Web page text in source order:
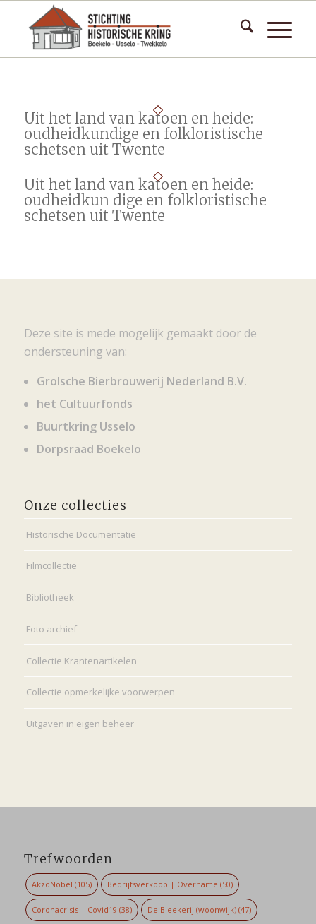
Uit het land van katoen en heide:
oudheidkundige en folkloristische
schetsen uit Twente
Uit het land van katoen en heide:
oudheidkun dige en folkloristische
schetsen uit Twente
Deze site is mede mogelijk gemaakt door de
ondersteuning van:
Grolsche Bierbrouwerij Nederland B.V.
het Cultuurfonds
Buurtkring Usselo
Dorpsraad Boekelo
Onze collecties
Historische Documentatie
Filmcollectie
Bibliotheek
Foto archief
Collectie Krantenartikelen
Collectie opmerkelijke voorwerpen
Uitgaven in eigen beheer
Trefwoorden
AkzoNobel (105) Bedrijfsverkoop | Overname (50)
Coronacrisis | Covid19 (38) De Bleekerij (woonwijk) (47)